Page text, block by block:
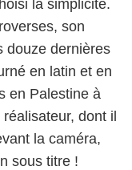
la simplicité.
son
douze dernières
en latin et en
en Palestine à
dont il
la caméra,
sous titre !